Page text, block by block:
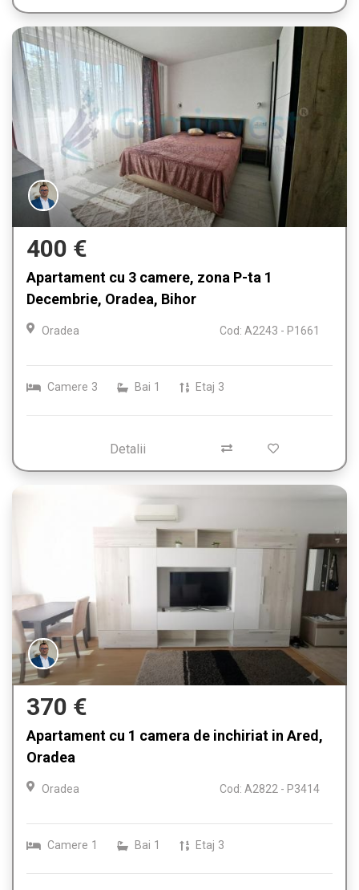
400 €
Apartament cu 3 camere, zona P-ta 1
Decembrie, Oradea, Bihor
Oradea Cod: A2243 - P1661
Camere 3 Bai 1 Etaj 3
Detalii
370 €
Apartament cu 1 camera de inchiriat in Ared,
Oradea
Oradea Cod: A2822 - P3414
Camere 1 Bai 1 Etaj 3